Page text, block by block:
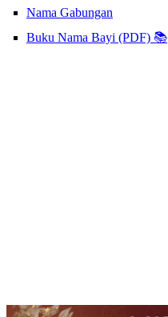
Nama Gabungan
Buku Nama Bayi (PDF) 📚